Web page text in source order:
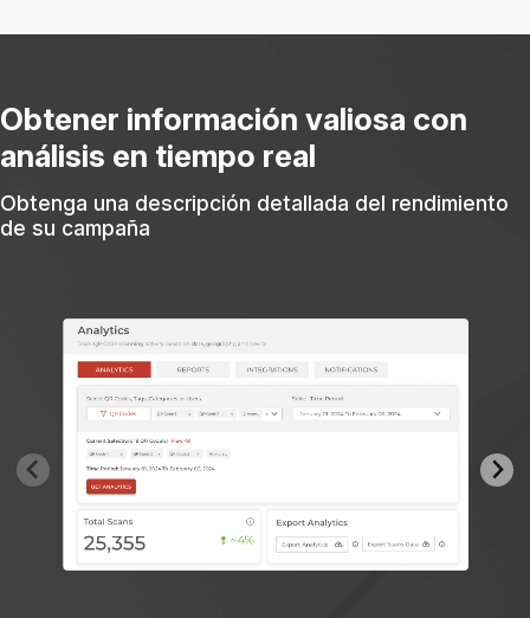
Obtener información valiosa con
análisis en tiempo real
Obtenga una descripción detallada del rendimiento
de su campaña